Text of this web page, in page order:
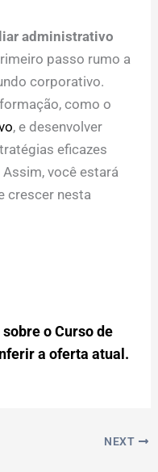
administrativo
passo rumo a
corporativo.
como o
, e desenvolver
eficazes
você estará
crescer nesta
o Curso de
a oferta atual.
NEXT